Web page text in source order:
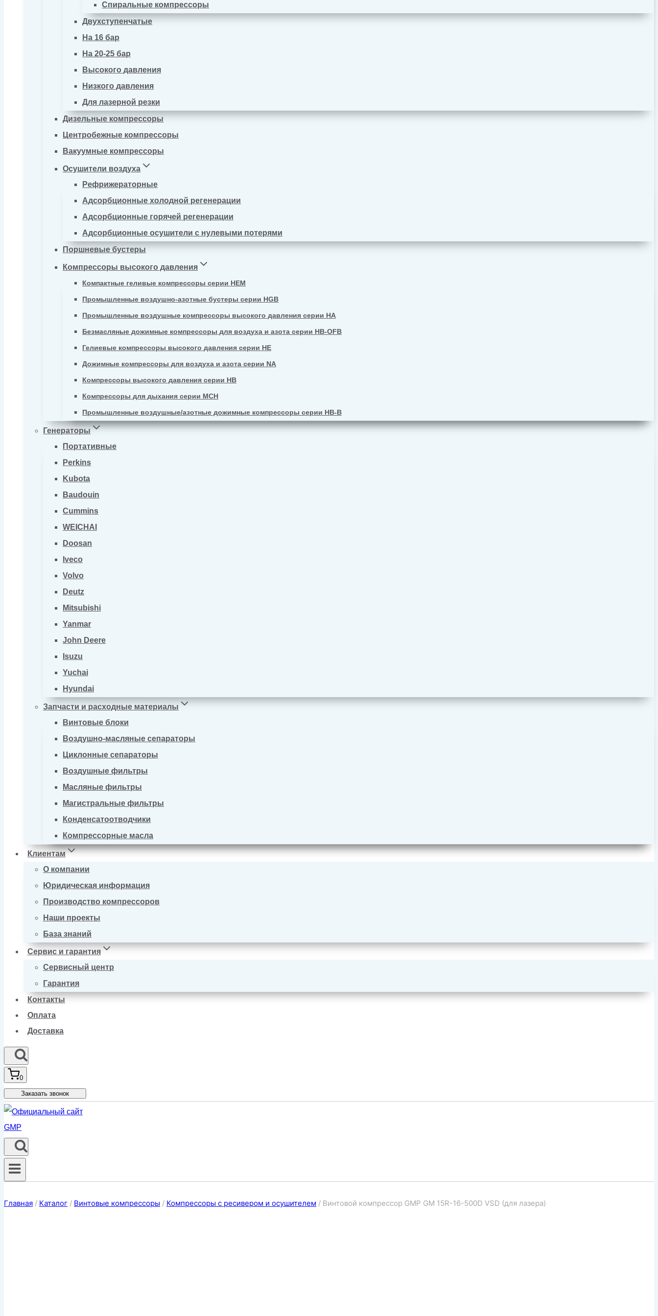
Спиральные компрессоры
Двухступенчатые
На 16 бар
На 20-25 бар
Высокого давления
Низкого давления
Для лазерной резки
Дизельные компрессоры
Центробежные компрессоры
Вакуумные компрессоры
Осушители воздуха
Рефрижераторные
Адсорбционные холодной регенерации
Адсорбционные горячей регенерации
Адсорбционные осушители с нулевыми потерями
Поршневые бустеры
Компрессоры высокого давления
Компактные геливые компрессоры серии HEM
Промышленные воздушно-азотные бустеры серии HGB
Промышленные воздушные компрессоры высокого давления серии HA
Безмасляные дожимные компрессоры для воздуха и азота серии HB-OFB
Гелиевые компрессоры высокого давления серии HE
Дожимные компрессоры для воздуха и азота серии NA
Компрессоры высокого давления серии HB
Компрессоры для дыхания серии MCH
Промышленные воздушные/азотные дожимные компрессоры серии HB-B
Генераторы
Портативные
Perkins
Kubota
Baudouin
Cummins
WEICHAI
Doosan
Iveco
Volvo
Deutz
Mitsubishi
Yanmar
John Deere
Isuzu
Yuchai
Hyundai
Запчасти и расходные материалы
Винтовые блоки
Воздушно-масляные сепараторы
Циклонные сепараторы
Воздушные фильтры
Масляные фильтры
Магистральные фильтры
Конденсатоотводчики
Компрессорные масла
Клиентам
О компании
Юридическая информация
Производство компрессоров
Наши проекты
База знаний
Сервис и гарантия
Сервисный центр
Гарантия
Контакты
Оплата
Доставка
0
Заказать звонок
Главная / Каталог / Винтовые компрессоры / Компрессоры с ресивером и осушителем / Винтовой компрессор GMP GM 15R-16-500D VSD (для лазера)